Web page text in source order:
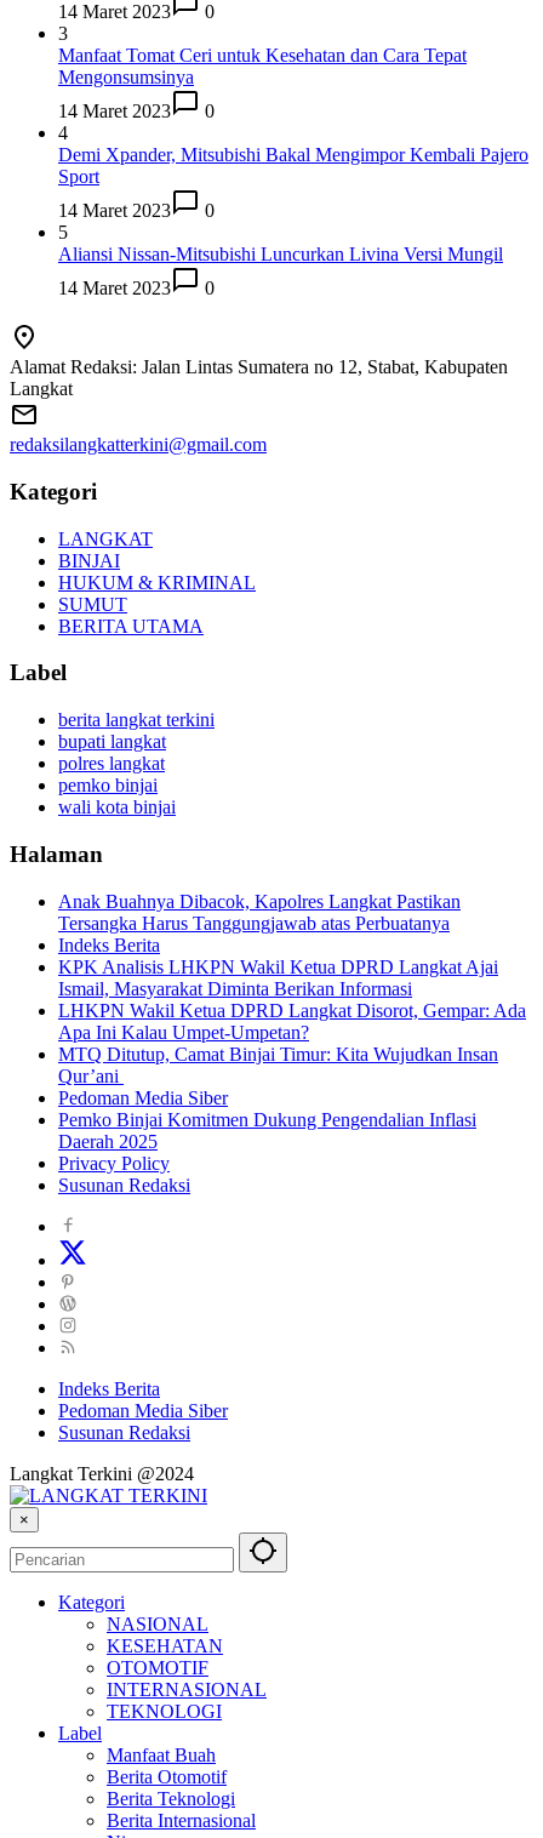
14 Maret 2023
0
3
Manfaat Tomat Ceri untuk Kesehatan dan Cara Tepat
Mengonsumsinya
14 Maret 2023
0
4
Demi Xpander, Mitsubishi Bakal Mengimpor Kembali Pajero
Sport
14 Maret 2023
0
5
Aliansi Nissan-Mitsubishi Luncurkan Livina Versi Mungil
14 Maret 2023
0
Alamat Redaksi: Jalan Lintas Sumatera no 12, Stabat, Kabupaten
Langkat
redaksilangkatterkini@gmail.com
Kategori
LANGKAT
BINJAI
HUKUM & KRIMINAL
SUMUT
BERITA UTAMA
Label
berita langkat terkini
bupati langkat
polres langkat
pemko binjai
wali kota binjai
Halaman
Anak Buahnya Dibacok, Kapolres Langkat Pastikan
Tersangka Harus Tanggungjawab atas Perbuatanya
Indeks Berita
KPK Analisis LHKPN Wakil Ketua DPRD Langkat Ajai
Ismail, Masyarakat Diminta Berikan Informasi
LHKPN Wakil Ketua DPRD Langkat Disorot, Gempar: Ada
Apa Ini Kalau Umpet-Umpetan?
MTQ Ditutup, Camat Binjai Timur: Kita Wujudkan Insan
Qur’ani
Pedoman Media Siber
Pemko Binjai Komitmen Dukung Pengendalian Inflasi
Daerah 2025
Privacy Policy
Susunan Redaksi
Indeks Berita
Pedoman Media Siber
Susunan Redaksi
Langkat Terkini @2024
×
Kategori
NASIONAL
KESEHATAN
OTOMOTIF
INTERNASIONAL
TEKNOLOGI
Label
Manfaat Buah
Berita Otomotif
Berita Teknologi
Berita Internasional